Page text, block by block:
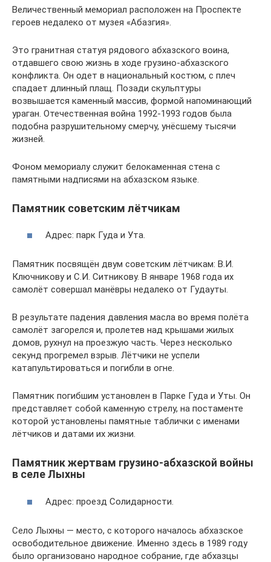
Величественный мемориал расположен на Проспекте
героев недалеко от музея «Абазгия».
Это гранитная статуя рядового абхазского воина,
отдавшего свою жизнь в ходе грузино-абхазского
конфликта. Он одет в национальный костюм, с плеч
спадает длинный плащ. Позади скульптуры
возвышается каменный массив, формой напоминающий
ураган. Отечественная война 1992-1993 годов была
подобна разрушительному смерчу, унёсшему тысячи
жизней.
Фоном мемориалу служит белокаменная стена с
памятными надписями на абхазском языке.
Памятник советским лётчикам
Адрес: парк Гуда и Ута.
Памятник посвящён двум советским лётчикам: В.И.
Ключникову и С.И. Ситникову. В январе 1968 года их
самолёт совершал манёвры недалеко от Гудауты.
В результате падения давления масла во время полёта
самолёт загорелся и, пролетев над крышами жилых
домов, рухнул на проезжую часть. Через несколько
секунд прогремел взрыв. Лётчики не успели
катапультироваться и погибли в огне.
Памятник погибшим установлен в Парке Гуда и Уты. Он
представляет собой каменную стрелу, на постаменте
которой установлены памятные таблички с именами
лётчиков и датами их жизни.
Памятник жертвам грузино-абхазской войны
в селе Лыхны
Адрес: проезд Солидарности.
Село Лыхны — место, с которого началось абхазское
освободительное движение. Именно здесь в 1989 году
было организовано народное собрание, где абхазцы